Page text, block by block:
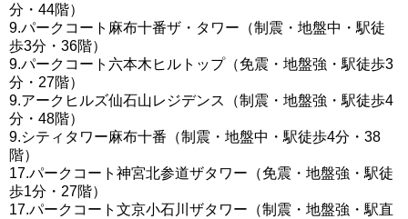
分・44階）
9.パークコート麻布十番ザ・タワー（制震・地盤中・駅徒
歩3分・36階）
9.パークコート六本木ヒルトップ（免震・地盤強・駅徒歩3
分・27階）
9.アークヒルズ仙石山レジデンス（制震・地盤強・駅徒歩4
分・48階）
9.シティタワー麻布十番（制震・地盤中・駅徒歩4分・38
階）
17.パークコート神宮北参道ザタワー（免震・地盤強・駅徒
歩1分・27階）
17.パークコート文京小石川ザタワー（制震・地盤強・駅直